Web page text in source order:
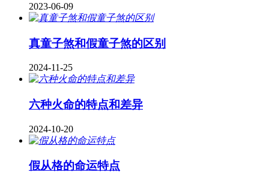
2023-06-09
真童子煞和假童子煞的区别
2024-11-25
六种火命的特点和差异
2024-10-20
假从格的命运特点